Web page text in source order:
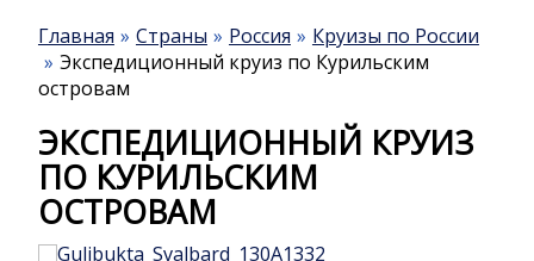
Главная Страны Россия
Круизы по России
Экспедиционный круиз по Курильским
островам
ЭКСПЕДИЦИОННЫЙ КРУИЗ
ПО КУРИЛЬСКИМ
ОСТРОВАМ